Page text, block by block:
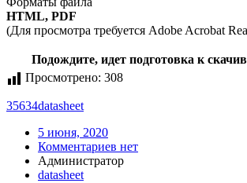
HTML, PDF
(Для просмотра требуется Adobe Acrobat
Подождите, идет подготовка к
Просмотрено: 308
35634datasheet
5 июня, 2020
Комментариев нет
Администратор
datasheet